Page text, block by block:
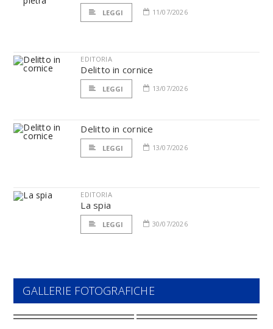
LEGGI 11/07/2026
EDITORIA
Delitto in cornice
LEGGI 13/07/2026
Delitto in cornice
LEGGI 13/07/2026
EDITORIA
La spia
LEGGI 30/07/2026
GALLERIE FOTOGRAFICHE